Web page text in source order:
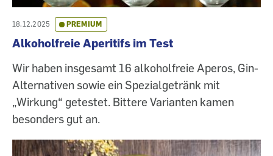
18.12.2025 PREMIUM
Alkoholfreie Aperitifs im Test
Wir haben insgesamt 16 alkoholfreie Aperos, Gin-
Alternativen sowie ein Spezialgetränk mit
„Wirkung“ getestet. Bittere Varianten kamen
besonders gut an.